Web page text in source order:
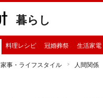
暮らし
料理レシピ 冠婚葬祭 生活家電
家事・ライフスタイル 人間関係